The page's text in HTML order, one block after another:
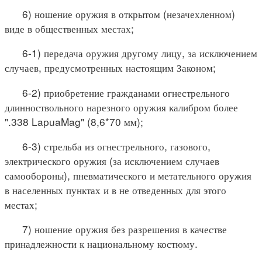
6) ношение оружия в открытом (незачехленном)
виде в общественных местах;
6-1) передача оружия другому лицу, за исключением
случаев, предусмотренных настоящим Законом;
6-2) приобретение гражданами огнестрельного
длинноствольного нарезного оружия калибром более
".338 LapuaMag" (8,6*70 мм);
6-3) стрельба из огнестрельного, газового,
электрического оружия (за исключением случаев
самообороны), пневматического и метательного оружия
в населенных пунктах и в не отведенных для этого
местах;
7) ношение оружия без разрешения в качестве
принадлежности к национальному костюму.